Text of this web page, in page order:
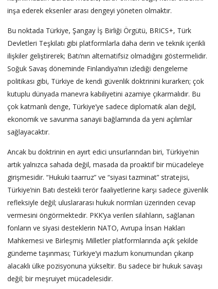
inşa ederek eksenler arası dengeyi yöneten olmaktır.
Bu noktada Türkiye, Şangay İş Birliği Örgütü, BRICS+, Türk
Devletleri Teşkilatı gibi platformlarla daha derin ve teknik içerikli
ilişkiler geliştirerek; Batı’nın alternatifsiz olmadığını göstermelidir.
Soğuk Savaş döneminde Finlandiya’nın izlediği dengeleme
politikası gibi, Türkiye de kendi güvenlik doktrinini kurarken; çok
kutuplu dünyada manevra kabiliyetini azamiye çıkarmalıdır. Bu
çok katmanlı denge, Türkiye’ye sadece diplomatik alan değil,
ekonomik ve savunma sanayii bağlamında da yeni açılımlar
sağlayacaktır.
Ancak bu doktrinin en ayırt edici unsurlarından biri, Türkiye’nin
artık yalnızca sahada değil, masada da proaktif bir mücadeleye
girişmesidir. “Hukuki taarruz” ve “siyasi tazminat” stratejisi,
Türkiye’nin Batı destekli terör faaliyetlerine karşı sadece güvenlik
refleksiyle değil; uluslararası hukuk normları üzerinden cevap
vermesini öngörmektedir. PKK’ya verilen silahların, sağlanan
fonların ve siyasi desteklerin NATO, Avrupa İnsan Hakları
Mahkemesi ve Birleşmiş Milletler platformlarında açık şekilde
gündeme taşınması; Türkiye’yi mazlum konumundan çıkarıp
alacaklı ülke pozisyonuna yükseltir. Bu sadece bir hukuk savaşı
değil; bir meşruiyet mücadelesidir.